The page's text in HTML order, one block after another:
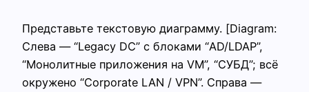
Представьте текстовую диаграмму. [Diagram:
Слева — “Legacy DC” с блоками “AD/LDAP”,
“Монолитные приложения на VM”, “СУБД”; всё
окружено “Corporate LAN / VPN”. Справа —